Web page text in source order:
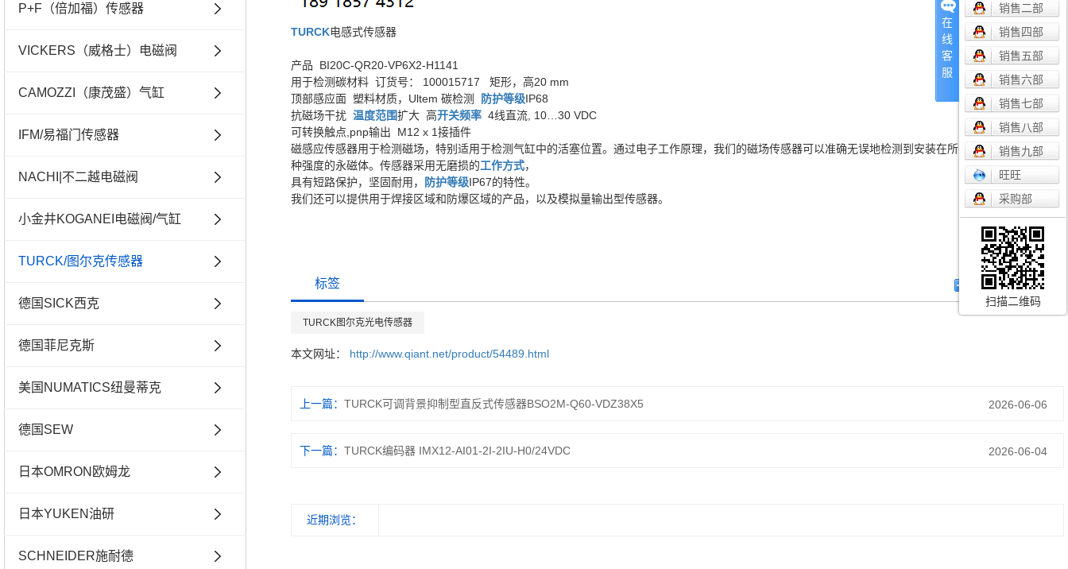
P+F（倍加福）传感器
VICKERS（威格士）电磁阀
CAMOZZI（康茂盛）气缸
IFM/易福门传感器
NACHI|不二越电磁阀
小金井KOGANEI电磁阀/气缸
TURCK/图尔克传感器
德国SICK西克
德国菲尼克斯
美国NUMATICS纽曼蒂克
德国SEW
日本OMRON欧姆龙
日本YUKEN油研
SCHNEIDER施耐德
TURCK电感式传感器
产品 BI20C-QR20-VP6X2-H1141
用于检测碳材料 订货号： 100015717 矩形，高20 mm
顶部感应面 塑料材质，Ultem 碳检测 防护等级IP68
抗磁场干扰 温度范围扩大 高开关频率4线直流, 10…30 VDC
可转换触点,pnp输出 M12 x 1接插件
磁感应传感器用于检测磁场，特别适用于检测气缸中的活塞位置。通过电子工作原理，我们的磁场传感器可以准确无误地检测到安装在所有常见气缸活塞上各
种强度的永磁体。传感器采用无磨损的工作方式，
具有短路保护，坚固耐用， 防护等级IP67的特性。
我们还可以提供用于焊接区域和防爆区域的产品，以及模拟量输出型传感器。
标签
TURCK图尔克光电传感器
本文网址： http://www.qiant.net/product/54489.html
上一篇： TURCK可调背景抑制型直反式传感器BSO2M-Q60-VDZ38X5 2026-06-06
下一篇： TURCK编码器 IMX12-AI01-2I-2IU-H0/24VDC 2026-06-04
近期浏览：
在
线
客
服
销售二部
销售四部
销售五部
销售六部
销售七部
销售八部
销售九部
旺旺
采购部
扫描二维码